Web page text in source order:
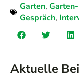
Garten,
Gespräch,
Aktuelle